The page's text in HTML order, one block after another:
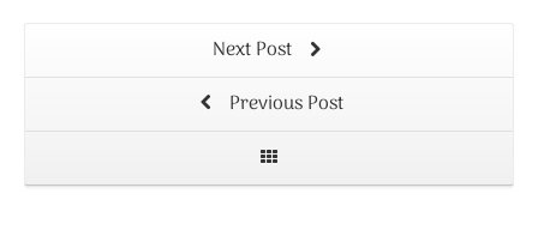
Next Post
Previous Post